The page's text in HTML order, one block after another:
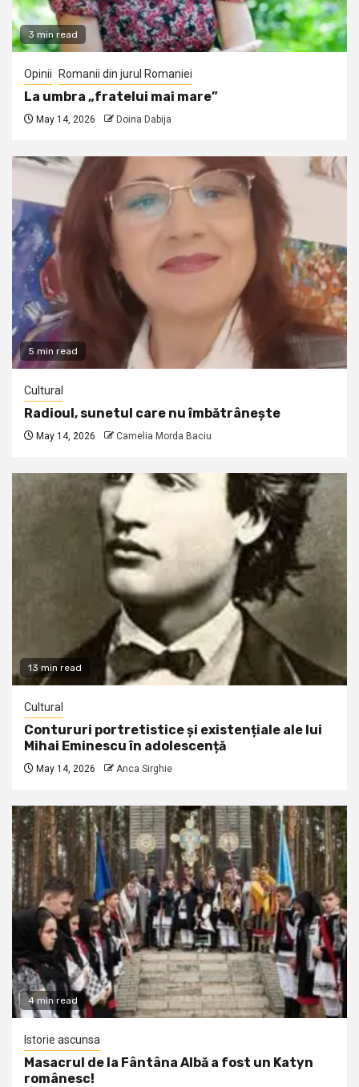
3 min read
Opinii Romanii din jurul Romaniei
La umbra „fratelui mai mare”
May 14, 2026 Doina Dabija
5 min read
Cultural
Radioul, sunetul care nu îmbătrânește
May 14, 2026 Camelia Morda Baciu
13 min read
Cultural
Contururi portretistice și existențiale ale lui
Mihai Eminescu în adolescență
May 14, 2026 Anca Sirghie
4 min read
Istorie ascunsa
Masacrul de la Fântâna Albă a fost un Katyn
românesc!